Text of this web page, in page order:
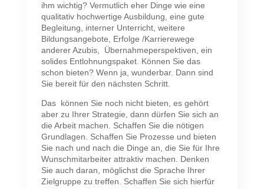
ihm wichtig? Vermutlich eher Dinge wie eine
qualitativ hochwertige Ausbildung, eine gute
Begleitung, interner Unterricht, weitere
Bildungsangebote, Erfolge /Karrierewege
anderer Azubis, Übernahmeperspektiven, ein
solides Entlohnungspaket. Können Sie das
schon bieten? Wenn ja, wunderbar. Dann sind
Sie bereit für den nächsten Schritt.
Das können Sie noch nicht bieten, es gehört
aber zu Ihrer Strategie, dann dürfen Sie sich an
die Arbeit machen. Schaffen Sie die nötigen
Grundlagen. Schaffen Sie Prozesse und bieten
Sie nach und nach die Dinge an, die Sie für Ihre
Wunschmitarbeiter attraktiv machen. Denken
Sie auch daran, möglichst die Sprache Ihrer
Zielgruppe zu treffen. Schaffen Sie sich hierfür